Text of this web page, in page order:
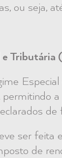
ou seja,
e
de
ser feita
de